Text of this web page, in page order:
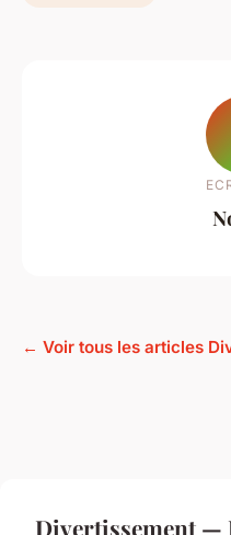
← Voir tous les articles
Divertissement —